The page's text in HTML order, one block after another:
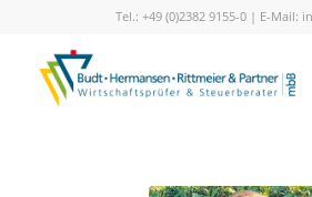
Tel.: +49 (0)2382 9155-0 | E-Mail: